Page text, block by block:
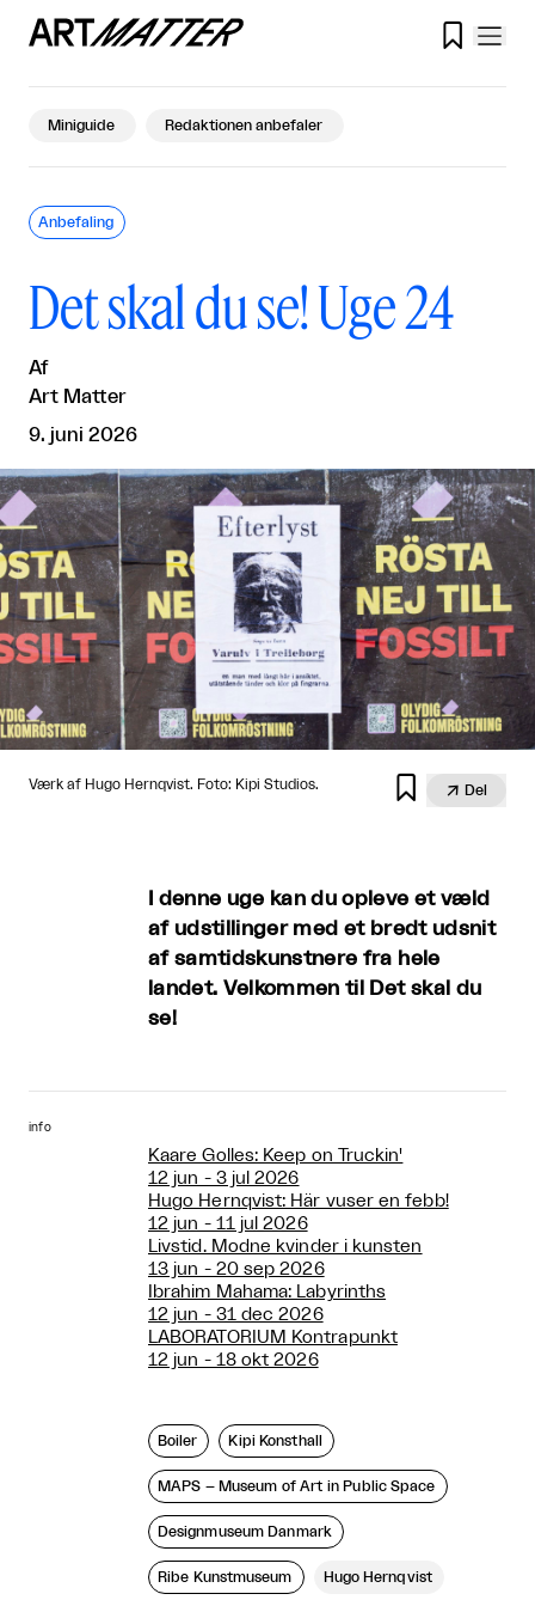

Miniguide Redaktionen anbefaler
Det skal du se! Uge 24
Af
Art Matter
9. juni 2026
Anbefaling
Værk af Hugo Hernqvist. Foto: Kipi Studios.   Del
I denne uge kan du opleve et væld
af udstillinger med et bredt udsnit
af samtidskunstnere fra hele
landet. Velkommen til Det skal du
se!
info
Kaare Golles: Keep on Truckin'
12 jun - 3 jul 2026
Hugo Hernqvist: Här vuser en febb!
12 jun - 11 jul 2026
Livstid. Modne kvinder i kunsten
13 jun - 20 sep 2026
Ibrahim Mahama: Labyrinths
12 jun - 31 dec 2026
LABORATORIUM Kontrapunkt
12 jun - 18 okt 2026
Boiler Kipi Konsthall
MAPS – Museum of Art in Public Space
Designmuseum Danmark
Ribe Kunstmuseum Hugo Hernqvist